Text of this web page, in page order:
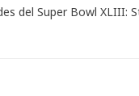
del Super Bowl XLIII: